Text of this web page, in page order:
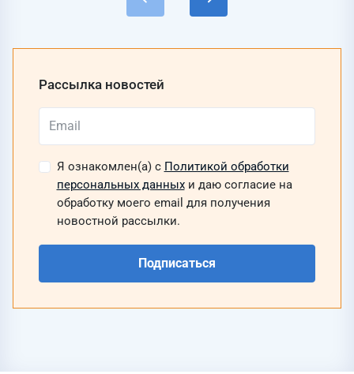
Рассылка новостей
Я ознакомлен(а) с Политикой обработки
персональных данныхи даю согласие на
обработку моего email для получения
новостной рассылки.
Подписаться